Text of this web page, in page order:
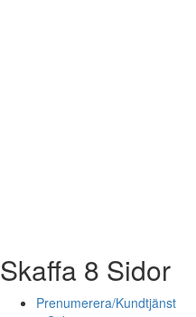
Skaffa 8 Sidor
Prenumerera/Kundtjänst